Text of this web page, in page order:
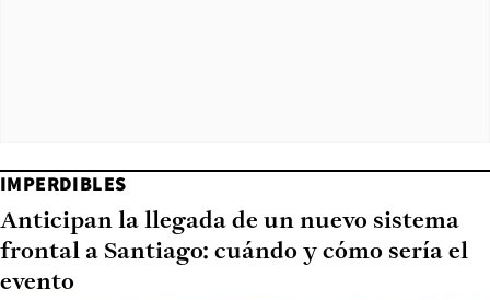
IMPERDIBLES
Anticipan la llegada de un nuevo sistema
frontal a Santiago: cuándo y cómo sería el
evento